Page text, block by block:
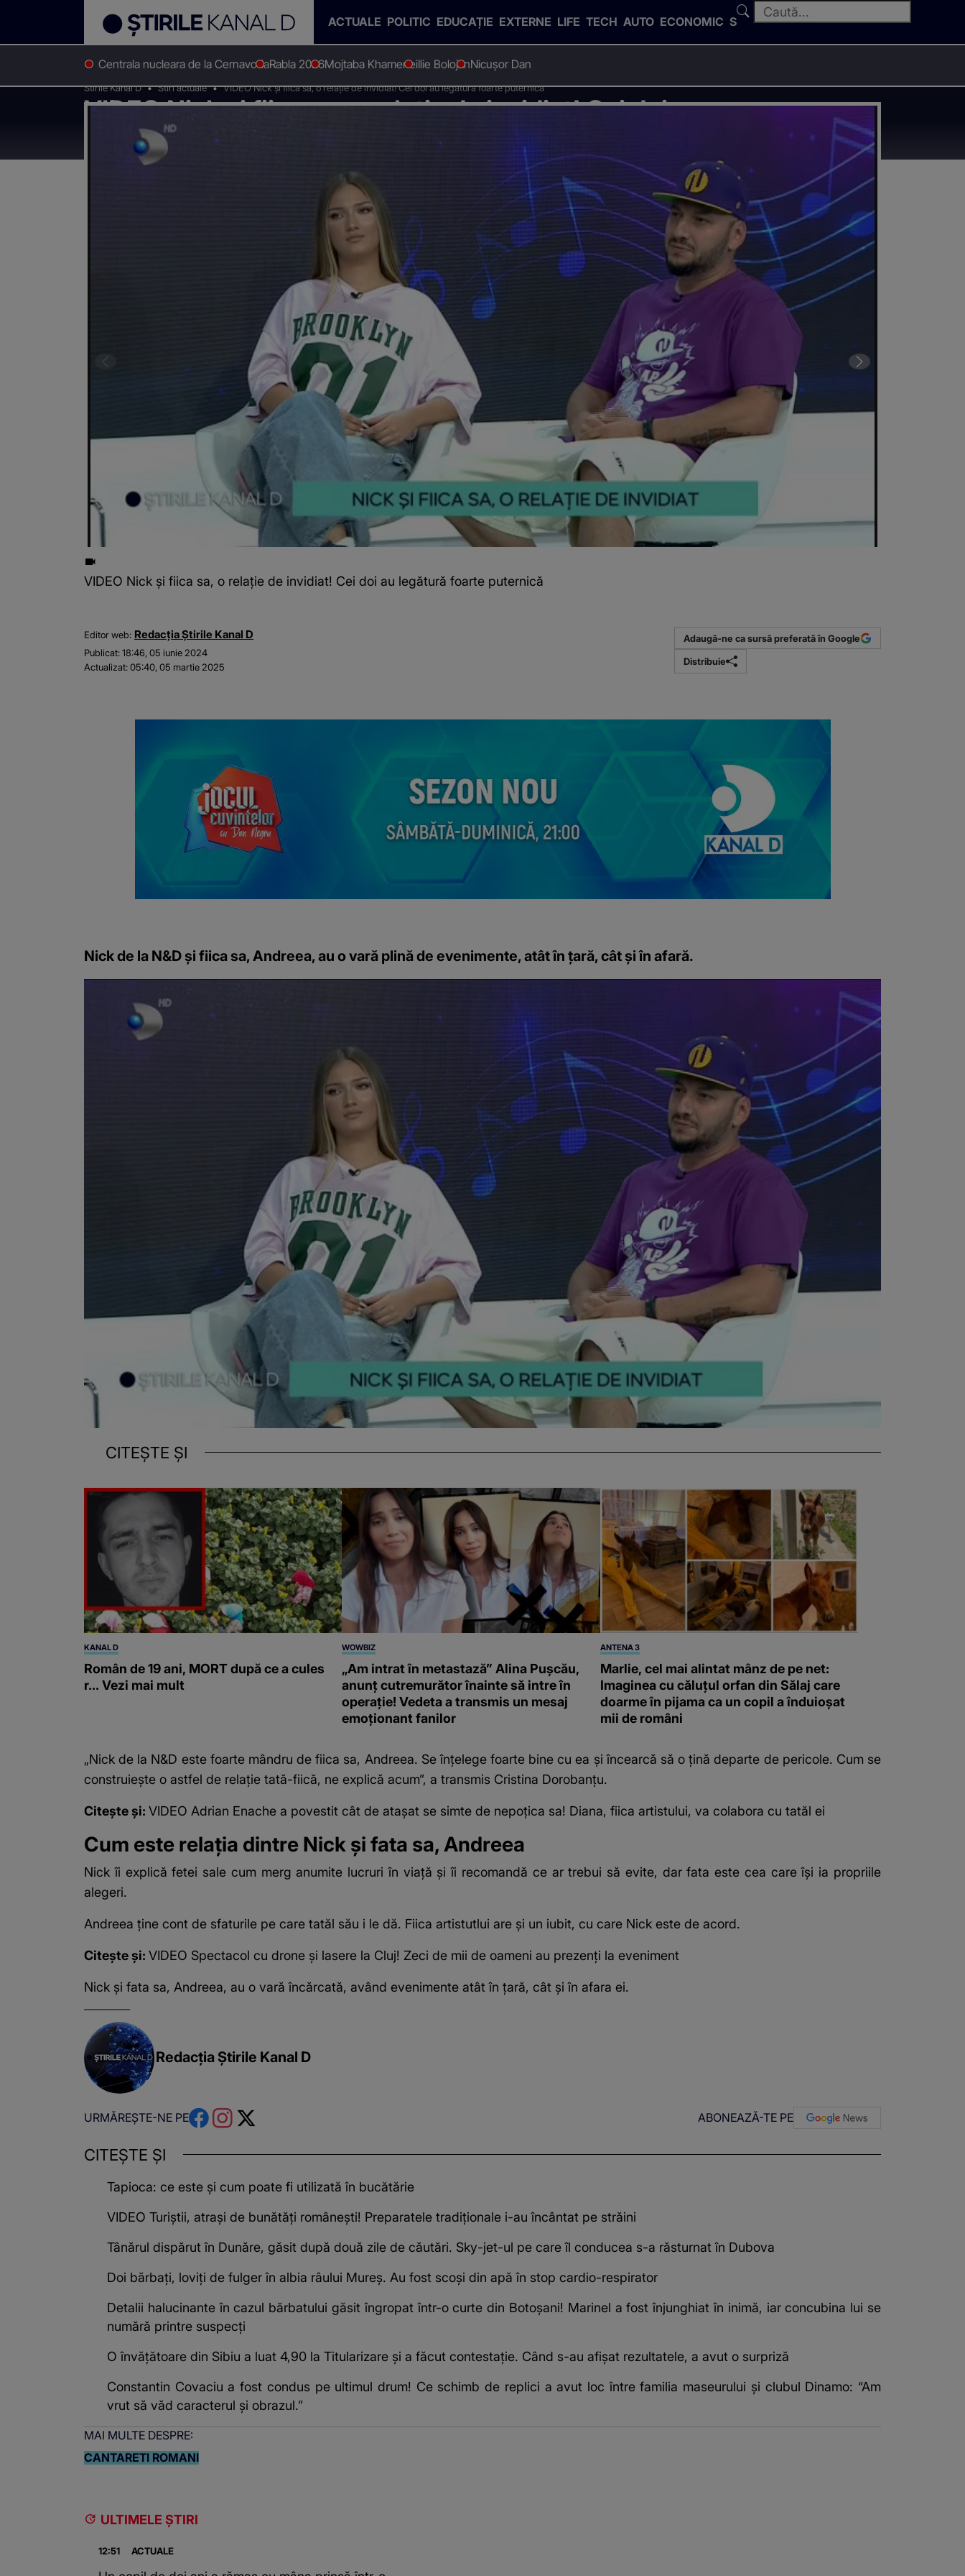
ACTUALE POLITIC EDUCAȚIE EXTERNE LIFE TECH AUTO ECONOMIC SPORT
Centrala nucleara de la CernavodaRabla 2026Mojtaba KhameneiIlie BolojanNicușor Dan
Stirile Kanal D Stiri actuale VIDEO Nick și fiica sa, o relație de invidiat! Cei doi au legătură foarte puternică
VIDEO Nick și fiica sa, o relație de invidiat! Cei doi au
legătură foarte puternică
VIDEO Nick și fiica sa, o relație de invidiat! Cei doi au legătură foarte puternică
Editor web: Redacția Știrile Kanal D
Publicat:18:46, 05 iunie 2024
Actualizat:05:40, 05 martie 2025
Adaugă-ne ca sursă preferată în Google
Distribuie
Nick de la N&D și fiica sa, Andreea, au o vară plină de evenimente, atât în țară, cât și în afară.
CITEȘTE ȘI
KANAL D
Român de 19 ani, MORT după ce a cules
r... Vezi mai mult
WOWBIZ
„Am intrat în metastază” Alina Pușcău,
anunț cutremurător înainte să intre în
operație! Vedeta a transmis un mesaj
emoționant fanilor
ANTENA 3
Marlie, cel mai alintat mânz de pe net:
Imaginea cu căluțul orfan din Sălaj care
doarme în pijama ca un copil a înduioșat
mii de români
„Nick de la N&D este foarte mândru de fiica sa, Andreea. Se înțelege foarte bine cu ea și încearcă să o țină departe de pericole. Cum se
construiește o astfel de relație tată-fiică, ne explică acum”, a transmis Cristina Dorobanțu.
Citește și: VIDEO Adrian Enache a povestit cât de atașat se simte de nepoțica sa! Diana, fiica artistului, va colabora cu tatăl ei
Cum este relația dintre Nick și fata sa, Andreea
Nick îi explică fetei sale cum merg anumite lucruri în viață și îi recomandă ce ar trebui să evite, dar fata este cea care își ia propriile
alegeri.
Andreea ține cont de sfaturile pe care tatăl său i le dă. Fiica artistutlui are și un iubit, cu care Nick este de acord.
Citește și: VIDEO Spectacol cu drone și lasere la Cluj! Zeci de mii de oameni au prezenți la eveniment
Nick și fata sa, Andreea, au o vară încărcată, având evenimente atât în țară, cât și în afara ei.
Redacția Știrile Kanal D
URMĂREȘTE-NE PE ABONEAZĂ-TE PE
CITEȘTE ȘI
Tapioca: ce este și cum poate fi utilizată în bucătărie
VIDEO Turiștii, atrași de bunătăți românești! Preparatele tradiționale i-au încântat pe străini
Tânărul dispărut în Dunăre, găsit după două zile de căutări. Sky-jet-ul pe care îl conducea s-a răsturnat în Dubova
Doi bărbați, loviți de fulger în albia râului Mureș. Au fost scoși din apă în stop cardio-respirator
Detalii halucinante în cazul bărbatului găsit îngropat într-o curte din Botoșani! Marinel a fost înjunghiat în inimă, iar concubina lui se
numără printre suspecți
O învățătoare din Sibiu a luat 4,90 la Titularizare și a făcut contestație. Când s-au afișat rezultatele, a avut o surpriză
Constantin Covaciu a fost condus pe ultimul drum! Ce schimb de replici a avut loc între familia maseurului și clubul Dinamo: “Am
vrut să văd caracterul și obrazul.”
MAI MULTE DESPRE:
CANTARETI ROMANI
ULTIMELE ȘTIRI
12:51 ACTUALE